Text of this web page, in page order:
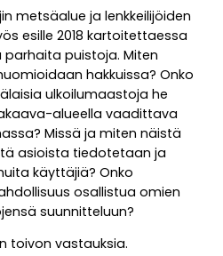
metsäalue ja lenkkeilijöiden
esille 2018 kartoitettaessa
puistoja. Miten
hakkuissa? Onko
ulkoilumaastoja he
alueella vaadittava
Missä ja miten näistä
asioista tiedotetaan ja
käyttäjiä? Onko
osallistua omien
suunnitteluun?
toivon vastauksia.